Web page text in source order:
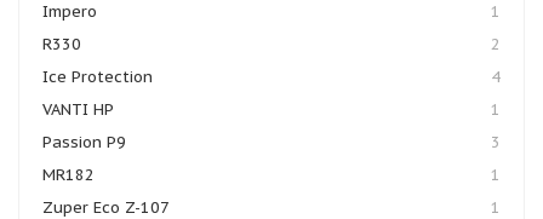
Impero
1
R330
2
Ice Protection
4
VANTI HP
1
Passion P9
3
MR182
1
Zuper Eco Z-107
1